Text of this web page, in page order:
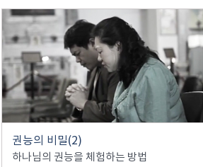
권능의 비밀(2)
하나님의 권능을 체험하는 방법